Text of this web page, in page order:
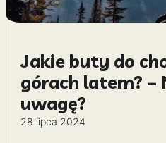
Jakie buty do
górach latem? –
uwagę?
28 lipca 2024